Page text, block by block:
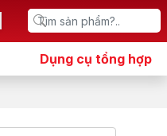
Dụng cụ tổng hợp